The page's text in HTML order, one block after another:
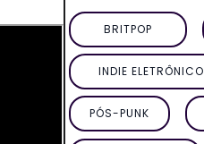
BRITPOP
INDIE ELETRÔNICO
PÓS-PUNK